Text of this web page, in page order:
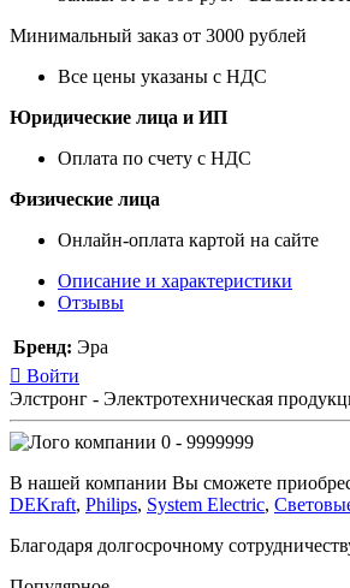
Минимальный заказ от 3000 рублей
Все цены указаны с НДС
Юридические лица и ИП
Оплата по счету с НДС
Физические лица
Онлайн-оплата картой на сайте
Описание и характеристики
Отзывы
Бренд: Эра
Войти
Элстронг - Электротехническая
0 - 9999999
В нашей компании Вы сможете
DEKraft, Philips, System Electric,
Благодаря долгосрочному